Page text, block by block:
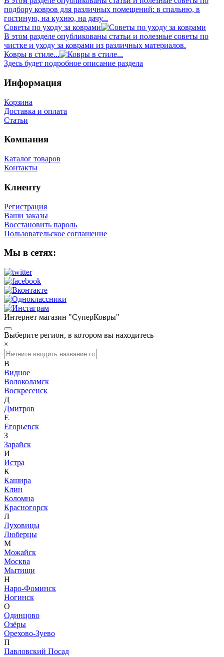
подбору ковров для различных помещений: в спальню, в
гостиную, на кухню, на дачу...
Советы по уходу за коврами
В этом разделе опубликованы статьи и полезные советы по
чистке и уходу за коврами из различных материалов.
Ковры в стиле...
Здесь будет подробное описание раздела
Информация
Корзина
Доставка и оплата
Статьи
Компания
Каталог товаров
Контакты
Клиенту
Регистрация
Ваши заказы
Восстановить пароль
Пользовательское соглашение
Мы в сетях:
Интернет магазин "СуперКовры"
Выберите регион, в котором вы находитесь
×
В
Видное
Волоколамск
Воскресенск
Д
Дмитров
Е
Егорьевск
З
Зарайск
И
Истра
К
Кашира
Клин
Коломна
Красногорск
Л
Луховицы
Люберцы
М
Можайск
Москва
Мытищи
Н
Наро-Фоминск
Ногинск
О
Одинцово
Озёры
Орехово-Зуево
П
Павловский Посад